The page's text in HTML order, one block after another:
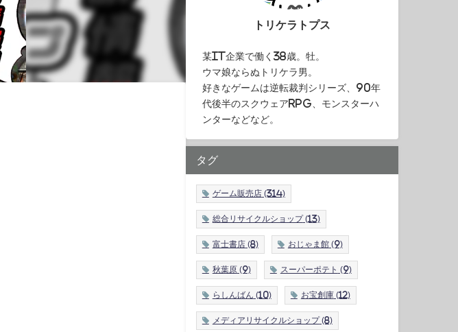
トリケラトプス
某IT企業で働く38歳。牡。
ウマ娘ならぬトリケラ男。
好きなゲームは逆転裁判シリーズ、90年
代後半のスクウェアRPG、モンスターハ
ンターなどなど。
タグ
ゲーム販売店 (314)
総合リサイクルショップ(13)
富士書店 (8) おじゃま館(9)
秋葉原 (9) スーパーポテト (9)
らしんばん (10) お宝創庫 (12)
メディアリサイクルショップ(8)